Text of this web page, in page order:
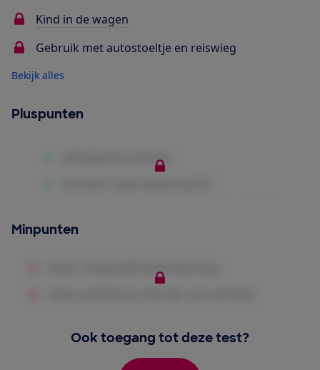
Kind in de wagen
Gebruik met autostoeltje en reiswieg
Bekijk alles
Pluspunten
Minpunten
Ook toegang tot deze test?